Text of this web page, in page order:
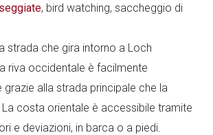
, bird watching, saccheggio di
strada che gira intorno a Loch
riva occidentale è facilmente
grazie alla strada principale che la
costa orientale è accessibile tramite
e deviazioni, in barca o a piedi.